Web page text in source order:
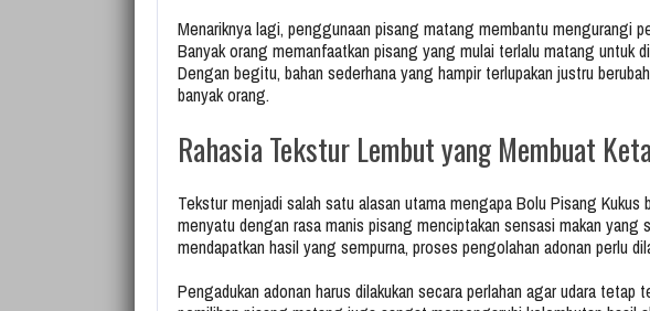
Menariknya lagi, penggunaan pisang matang membantu mengurangi
Banyak orang memanfaatkan pisang yang mulai terlalu matang untuk
Dengan begitu, bahan sederhana yang hampir terlupakan justru
banyak orang.
Rahasia Tekstur Lembut yang Membuat
Tekstur menjadi salah satu alasan utama mengapa Bolu Pisang
menyatu dengan rasa manis pisang menciptakan sensasi makan yang
mendapatkan hasil yang sempurna, proses pengolahan adonan perlu
Pengadukan adonan harus dilakukan secara perlahan agar udara tetap